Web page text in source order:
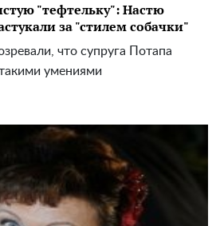
"тефтельку": Настю
за "стилем собачки"
что супруга Потапа
умениями